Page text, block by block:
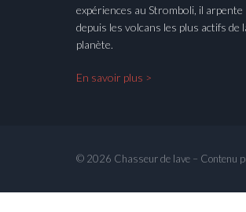
expériences au Stromboli, il arpente
depuis les volcans les plus actifs de
planète.
En savoir plus >
© 2026 Chasseur de lave – Contenu